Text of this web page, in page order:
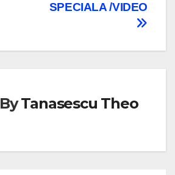
SPECIALA /VIDEO
ByTanasescu Theo